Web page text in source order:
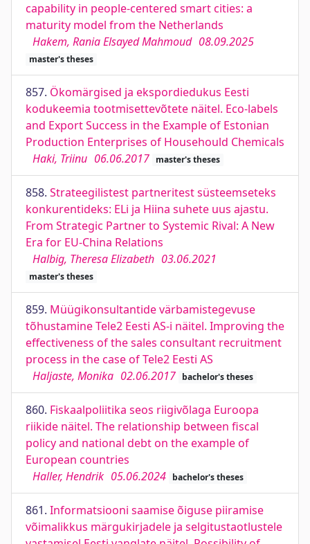
capability in people-centered smart cities: a
maturity model from the Netherlands
Hakem, Rania Elsayed Mahmoud 08.09.2025
master's theses
857. Ökomärgised ja ekspordiedukus Eesti
kodukeemia tootmisettevõtete näitel. Eco-labels
and Export Success in the Example of Estonian
Production Enterprises of Househould Chemicals
Haki, Triinu 06.06.2017 master's theses
858. Strateegilistest partneritest süsteemseteks
konkurentideks: ELi ja Hiina suhete uus ajastu.
From Strategic Partner to Systemic Rival: A New
Era for EU-China Relations
Halbig, Theresa Elizabeth 03.06.2021
master's theses
859. Müügikonsultantide värbamistegevuse
tõhustamine Tele2 Eesti AS-i näitel. Improving the
effectiveness of the sales consultant recruitment
process in the case of Tele2 Eesti AS
Haljaste, Monika 02.06.2017 bachelor's theses
860. Fiskaalpoliitika seos riigivõlaga Euroopa
riikide näitel. The relationship between fiscal
policy and national debt on the example of
European countries
Haller, Hendrik 05.06.2024 bachelor's theses
861. Informatsiooni saamise õiguse piiramise
võimalikkus märgukirjadele ja selgitustaotlustele